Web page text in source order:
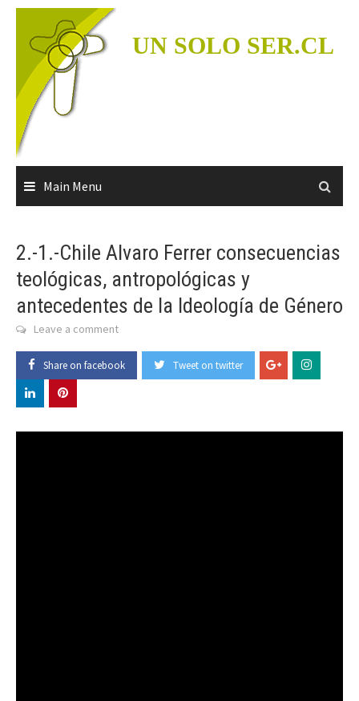
Skip
content
UN SOLO SER.CL
Main Menu
2.-1.-Chile Alvaro Ferrer consecuencias
teológicas, antropológicas y
antecedentes de la Ideología de Género
Leave a comment
Share on facebook Tweet on twitter